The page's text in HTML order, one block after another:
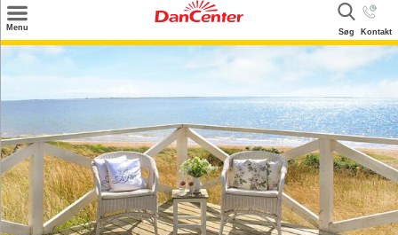
Menu Søg Kontakt
Inspiration
Info
Kontakt